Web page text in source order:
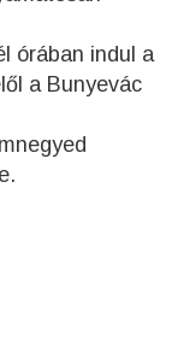
órában indul a
a Bunyevác